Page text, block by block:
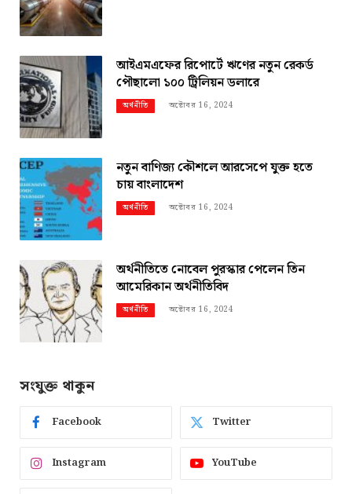
আইএমএফের রিপোর্টে ঋণের নতুন রেকর্ড
পৌছালো ১০০ ট্রিলিয়ন ডলারে
অর্থনীতি অক্টোবর 16, 2024
নতুন বাণিজ্য কৌশলে আরসেপে যুক্ত হতে
চায় বাংলাদেশ
অর্থনীতি অক্টোবর 16, 2024
অর্থনীতিতে নোবেল পুরস্কার পেলেন তিন
আমেরিকান অর্থনীতিবিদ
অর্থনীতি অক্টোবর 16, 2024
সংযুক্ত থাকুন
Facebook Twitter
Instagram YouTube